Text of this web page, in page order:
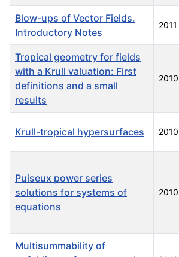
Blow-ups of Vector Fields.
Introductory Notes
2011
Tropical geometry for fields
with a Krull valuation: First
definitions and a small
results
2010
Krull-tropical hypersurfaces 2010
Puiseux power series
solutions for systems of
equations
2010
Multisummability of